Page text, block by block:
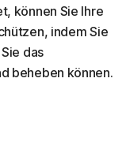
können Sie Ihre
indem Sie
das
beheben können.